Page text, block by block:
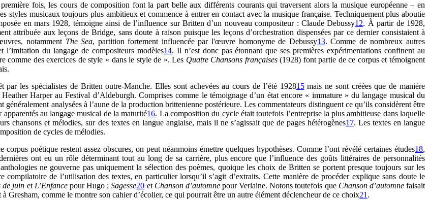
fois, les cours de composition font la part belle aux différents courants qui traversent alors la musique européenne – en
styles musicaux toujours plus ambitieux et commence à entrer en contact avec la musique française. Techniquement plus aboutie
en mars 1928, témoigne ainsi de l’influence sur Britten d’un nouveau compositeur : Claude Debussy12. À partir de 1928,
attribuée aux leçons de Bridge, sans doute à raison puisque les leçons d’orchestration dispensées par ce dernier consistaient à
notamment The Sea, partition fortement influencée par l'œuvre homonyme de Debussy13. Comme de nombreux autres
du langage de compositeurs modèles14. Il n’est donc pas étonnant que ses premières expérimentations confinent au
comme des exercices de style « dans le style de ». Les Quatre Chansons françaises(1928) font partie de ce corpus et témoignent
par les spécialistes de Britten outre-Manche. Elles sont achevées au cours de l’été 192815mais ne sont créées que de manière
Harper au Festival d’Aldeburgh. Comprises comme le témoignage d’un état encore « immature » du langage musical du
analysées à l’aune de la production brittenienne postérieure. Les commentateurs distinguent ce qu’ils considèrent être
au langage musical de la maturité16. La composition du cycle était toutefois l’entreprise la plus ambitieuse dans laquelle
chansons et mélodies, sur des textes en langue anglaise, mais il ne s’agissait que de pages hétérogènes17. Les textes en langue
de cycles de mélodies.
poétique restent assez obscures, on peut néanmoins émettre quelques hypothèses. Comme l’ont révélé certaines études18,
ont eu un rôle déterminant tout au long de sa carrière, plus encore que l’influence des goûts littéraires de personnalités
ne gouverne pas uniquement la sélection des poèmes, quoique les choix de Britten se portent presque toujours sur les
compilatoire de l’utilisation des textes, en particulier lorsqu’il s’agit d’extraits. Cette manière de procéder explique sans doute le
de juin et L’Enfancepour Hugo ;Sagesse20 et Chanson d’automnepour Verlaine. Notons toutefois que Chanson d’automnefaisait
Gresham, comme le montre son cahier d’écolier, ce qui pourrait être un autre élément déclencheur de ce choix21 .